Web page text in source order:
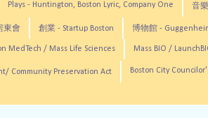
Plays - Huntington, Boston Lyric, Company One 音
東會 創業 - Startup Boston 博物館 -
MedTech / Mass Life Sciences Mass BIO /
Community Preservation Act Boston City